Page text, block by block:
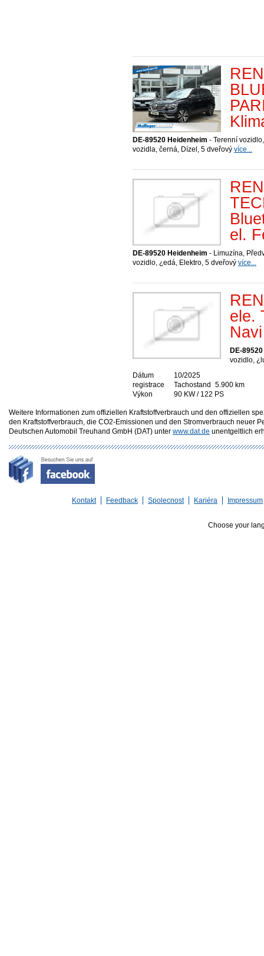
DE-89520 Heidenheim - Terenní
vozidla, černá, Dízel, 5 dveřový více...
el.
DE-89520 Heidenheim - Limuzína,
vozidlo, ¿edá, Elektro, 5 dveřový více...
ele.
DE-
vozidlo,
Dátum
registrace
10/2025
Tachostand
5.900 km
Výkon
90 KW / 122 PS
Weitere Informationen zum offiziellen Kraftstoffverbrauch und den offiziellen
den Kraftstoffverbrauch, die CO2-Emissionen und den Stromverbrauch neuer
Deutschen Automobil Treuhand GmbH (DAT) unter www.dat.de unentgeltlich
Kontakt Feedback Spolecnost Kariéra Impressum
Choose your